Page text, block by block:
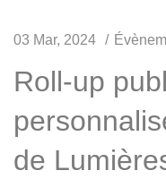
03 Mar, 2024
Roll-up
de